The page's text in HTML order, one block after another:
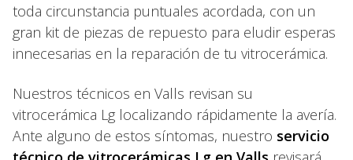
toda circunstancia puntuales acordada, con un
gran kit de piezas de repuesto para eludir esperas
innecesarias en la reparación de tu vitrocerámica.
Nuestros técnicos en Valls revisan su
vitrocerámica Lg localizando rápidamente la avería.
Ante alguno de estos síntomas, nuestro servicio